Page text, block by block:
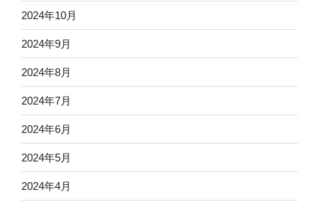
2024年10月
2024年9月
2024年8月
2024年7月
2024年6月
2024年5月
2024年4月